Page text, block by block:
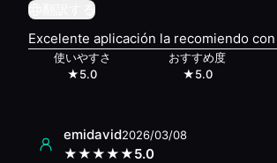
翻訳する
Excelente aplicación la recomiendo
使いやすさ
★5.0
おすすめ度
★5.0
emidavid2026/03/08
★★★★★5.0